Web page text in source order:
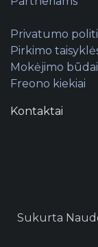
Privatumo
Pirkimo
Mokėjimo būdai
Freono kiekiai
Kontaktai
Sukurta